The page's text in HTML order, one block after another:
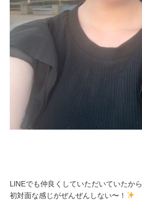
LINEでも仲良くしていただいていたから
初対面な感じがぜんぜんしない〜！